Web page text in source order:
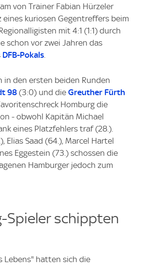
von Trainer Fabian Hürzeler
kuriosen Gegentreffers beim
mit 4:1 (1:1) durch
schon vor zwei Jahren das
DFB-Pokals.
in den ersten beiden Runden
98 (3:0) und die Greuther Fürth
Homburg die
- obwohl Kapitän Michael
eines Platzfehlers traf (28.).
Elias Saad (64.), Marcel Hartel
Eggestein (73.) schossen die
Hamburger jedoch zum
Spieler schippten
Lebens" hatten sich die